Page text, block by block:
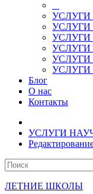
УСЛУГИ
УСЛУГИ
Блог
О нас
Контакты
УСЛУГИ
ЛЕТНИЕ ШКОЛЫ